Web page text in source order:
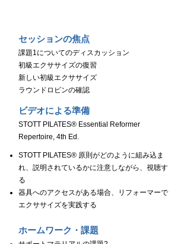
セッションの焦点
課題1についてのディスカッション
初級エクササイズの復習
新しい初級エクササイズ
ラウンドロビンの確認
ビデオによる準備
STOTT PILATES® Essential Reformer
Repertoire, 4th Ed.
STOTT PILATES® 原則がどのように組み込ま
れ、説明されているかに注意しながら、視聴す
る
器具へのアクセスがある場合、リフォーマーで
エクササイズを実践する
ホームワーク・課題